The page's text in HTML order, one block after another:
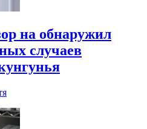
на обнаружил
случаев